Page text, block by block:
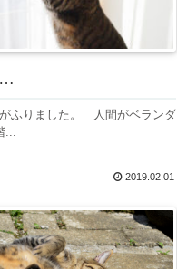
…
ふりました。 人間がベランダ
...
2019.02.01